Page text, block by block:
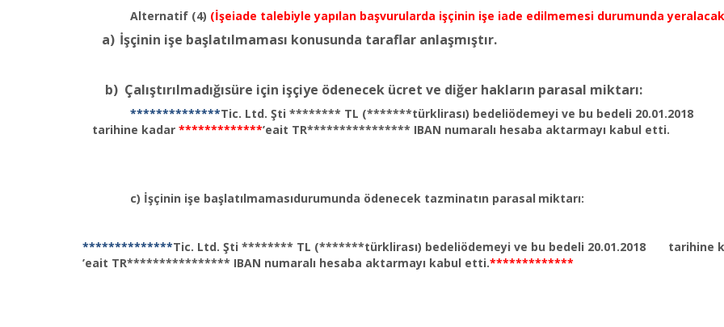
Alternatif (4) (İşeiade talebiyle yapılan başvurularda işçinin işe iade edilmemesi durumunda
a) İşçinin işe başlatılmaması konusunda taraflar anlaşmıştır.
b) Çalıştırılmadığısüre için işçiye ödenecek ücret ve diğer hakların parasal miktarı:
**************Tic. Ltd. Şti ******** TL (*******türklirası) bedeliödemeyi ve bu bedeli 20.01.2018
tarihine kadar *************’eait TR**************** IBAN numaralı hesaba aktarmayı kabul etti.
c) İşçinin işe başlatılmamasıdurumunda ödenecek tazminatın parasal miktarı:
**************Tic. Ltd. Şti ******** TL (*******türklirası) bedeliödemeyi ve bu bedeli 20.01.2018 tarihine
’eait TR**************** IBAN numaralı hesaba aktarmayı kabul etti.*************